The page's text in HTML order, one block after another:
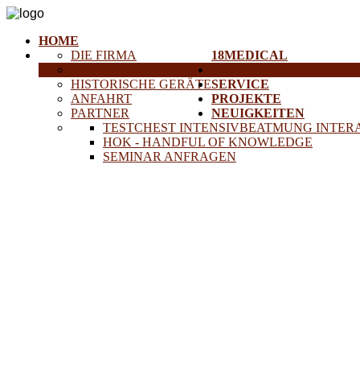
HOME
18MEDICAL
DIE FIRMA
HISTORISCHE GERÄTE
ANFAHRT
PARTNER
TESTCHEST INTENSIVBEATMUNG
HOK - HANDFUL OF KNOWLEDGE
SEMINAR ANFRAGEN
SERVICE
PROJEKTE
NEUIGKEITEN